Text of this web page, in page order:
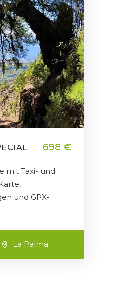
698 €
mit Taxi- und
und GPX-
La Palma